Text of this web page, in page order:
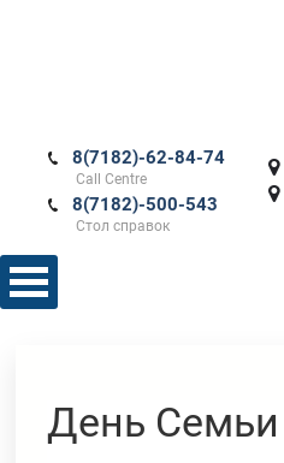
8(7182)-62-84-74
Call Centre
8(7182)-500-543
Стол справок
День Семьи